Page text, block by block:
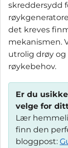
skreddersydd
det kreves
mekanismen.
utrolig drøy
røykebehov.
Er du
velge for
Lær
finn den
bloggpost: